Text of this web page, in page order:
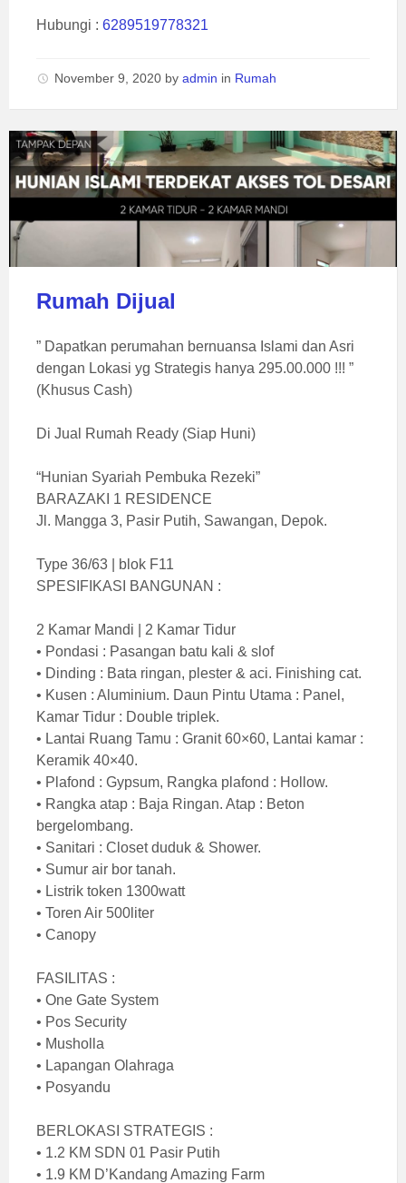
Hubungi : 6289519778321
November 9, 2020 by admin in Rumah
Rumah Dijual
” Dapatkan perumahan bernuansa Islami dan Asri
dengan Lokasi yg Strategis hanya 295.00.000 !!! ”
(Khusus Cash)
Di Jual Rumah Ready (Siap Huni)
“Hunian Syariah Pembuka Rezeki”
BARAZAKI 1 RESIDENCE
Jl. Mangga 3, Pasir Putih, Sawangan, Depok.
Type 36/63 | blok F11
SPESIFIKASI BANGUNAN :
2 Kamar Mandi | 2 Kamar Tidur
• Pondasi : Pasangan batu kali & slof
• Dinding : Bata ringan, plester & aci. Finishing cat.
• Kusen : Aluminium. Daun Pintu Utama : Panel,
Kamar Tidur : Double triplek.
• Lantai Ruang Tamu : Granit 60×60, Lantai kamar :
Keramik 40×40.
• Plafond : Gypsum, Rangka plafond : Hollow.
• Rangka atap : Baja Ringan. Atap : Beton
bergelombang.
• Sanitari : Closet duduk & Shower.
• Sumur air bor tanah.
• Listrik token 1300watt
• Toren Air 500liter
• Canopy
FASILITAS :
• One Gate System
• Pos Security
• Musholla
• Lapangan Olahraga
• Posyandu
BERLOKASI STRATEGIS :
• 1.2 KM SDN 01 Pasir Putih
• 1.9 KM D’Kandang Amazing Farm